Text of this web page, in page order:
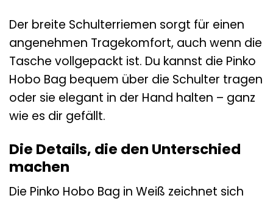
Der breite Schulterriemen sorgt für einen
angenehmen Tragekomfort, auch wenn die
Tasche vollgepackt ist. Du kannst die Pinko
Hobo Bag bequem über die Schulter tragen
oder sie elegant in der Hand halten – ganz
wie es dir gefällt.
Die Details, die den Unterschied
machen
Die Pinko Hobo Bag in Weiß zeichnet sich